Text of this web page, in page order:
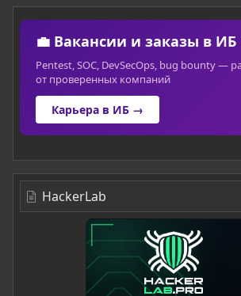
💼 Вакансии и заказы в ИБ
Pentest, SOC, DevSecOps, bug bounty —
от проверенных компаний
Карьера в ИБ →
HackerLab